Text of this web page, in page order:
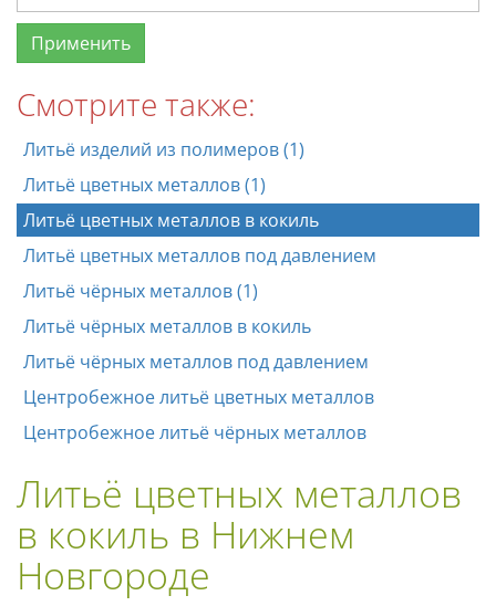
Смотрите также:
Литьё изделий из полимеров (1)
Литьё цветных металлов (1)
Литьё цветных металлов в кокиль
Литьё цветных металлов под давлением
Литьё чёрных металлов (1)
Литьё чёрных металлов в кокиль
Литьё чёрных металлов под давлением
Центробежное литьё цветных металлов
Центробежное литьё чёрных металлов
Литьё цветных металлов
в кокиль в Нижнем
Новгороде